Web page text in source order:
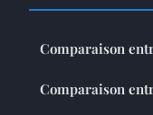
Comparaison
Comparaison